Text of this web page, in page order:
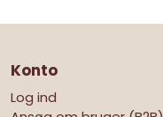
Konto
Log ind